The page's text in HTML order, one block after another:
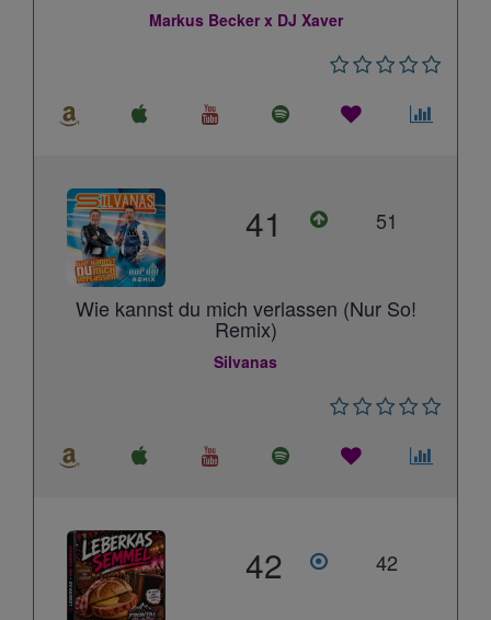
Markus Becker x DJ Xaver
41 51
Wie kannst du mich verlassen (Nur So!
Remix)
Silvanas
42 42